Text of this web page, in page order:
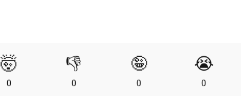
🤯
0
👎
0
🤪
0
😭
0